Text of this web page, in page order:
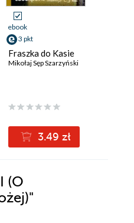
ebook
3 pkt
Fraszka do Kasie
Mikołaj Sęp Szarzyński
3.49 zł
(O